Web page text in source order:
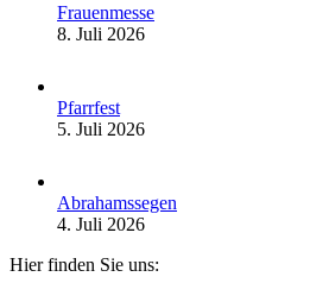
Frauenmesse
8. Juli 2026
Pfarrfest
5. Juli 2026
Abrahamssegen
4. Juli 2026
Hier finden Sie uns: